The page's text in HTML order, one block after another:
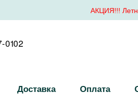
АКЦИЯ!!!
0102
Доставка Оплата